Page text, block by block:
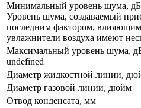
Минимальный уровень шума,
Уровень шума, создаваемый
последним фактором, влияющим
увлажнители воздуха имеют
Максимальный уровень шума,
undefined
Диаметр жидкостной линии,
Диаметр газовой линии, дюйм
Отвод конденсата, мм